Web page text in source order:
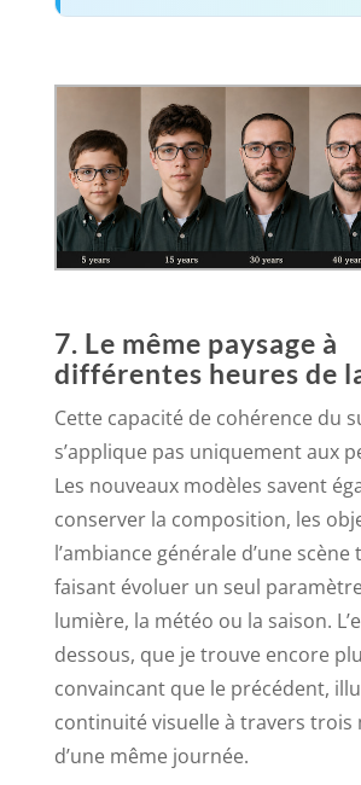
7. Le même paysage à
différentes heures de
Cette capacité de cohérence du
s’applique pas uniquement aux
Les nouveaux modèles savent
conserver la composition, les
l’ambiance générale d’une scène
faisant évoluer un seul
lumière, la météo ou la saison.
dessous, que je trouve encore
convaincant que le précédent,
continuité visuelle à travers trois
d’une même journée.